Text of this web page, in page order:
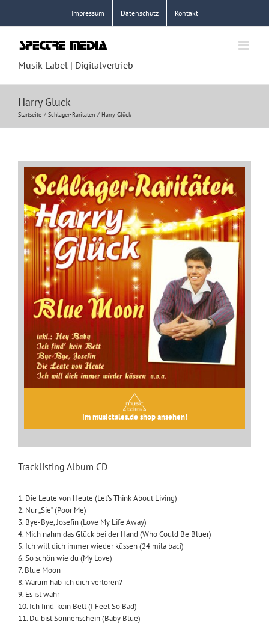
springen
Impressum Datenschutz Kontakt
Musik Label | Digitalvertrieb
Harry Glück
Startseite Schlager-Raritäten Harry Glück
Im musictales.de shop ansehen!
Tracklisting Album CD
1. Die Leute von Heute (Let’s Think About Living)
2. Nur „Sie“ (Poor Me)
3. Bye-Bye, Josefin (Love My Life Away)
4. Mich nahm das Glück bei der Hand (Who Could Be Bluer)
5. Ich will dich immer wieder küssen (24 mila baci)
6. So schön wie du (My Love)
7. Blue Moon
8. Warum hab’ ich dich verloren?
9. Es ist wahr
10. Ich find’ kein Bett (I Feel So Bad)
11. Du bist Sonnenschein (Baby Blue)